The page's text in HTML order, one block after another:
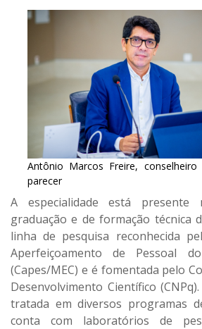
Antônio Marcos Freire,
parecer
A especialidade está presente
graduação e de formação técnica
linha de pesquisa reconhecida
Aperfeiçoamento de Pessoal
(Capes/MEC) e é fomentada pelo
Desenvolvimento Científico
tratada em diversos programas
conta com laboratórios de